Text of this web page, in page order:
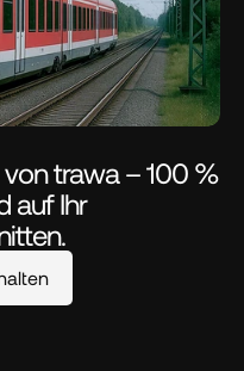
trawa – 100 %
auf Ihr